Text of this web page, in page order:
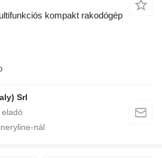
kompakt rakodógép
Srl
nál